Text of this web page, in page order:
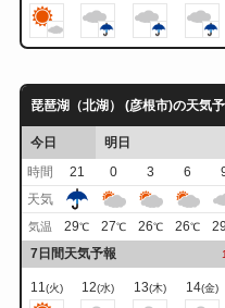
琵琶湖（北湖） (彦根市)の天気
今日 明日
時間
21 0 3 6
天気
気温 29℃ 27℃ 26℃ 26℃
7日間天気予報
11(火) 12(水) 13(木) 14(金)